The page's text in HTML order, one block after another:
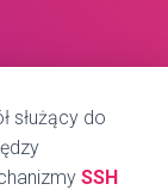
służący do
SSH